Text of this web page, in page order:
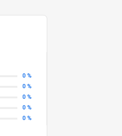
0 %
0 %
0 %
0 %
0 %